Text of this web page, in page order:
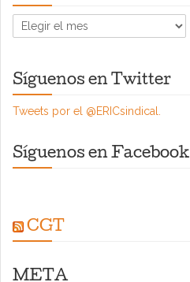
ARCHIVOS
Síguenos en Twitter
Tweets por el @ERICsindical.
Síguenos en Facebook
CGT
META